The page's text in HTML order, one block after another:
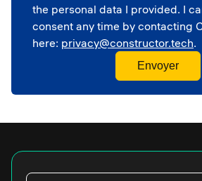
the personal data I provided. I
consent any time by contacting
here: privacy@constructor.tech.